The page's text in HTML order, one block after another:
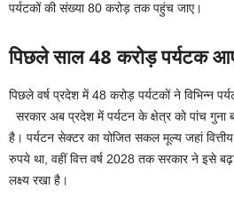
पर्यटकों की संख्या 80 करोड़ तक पहुंच जाए।
पिछले साल 48 करोड़ पर्यटक
पिछले वर्ष प्रदेश में 48 करोड़ पर्यटकों ने विभिन्न
सरकार अब प्रदेश में पर्यटन के क्षेत्र को पांच
है। पर्यटन सेक्टर का योजित सकल मूल्य जहां
रुपये था, वहीं वित्त वर्ष 2028 तक सरकार ने इसे
लक्ष्य रखा है।